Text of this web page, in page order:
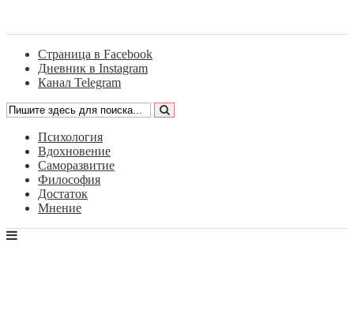
Страница в Facebook
Дневник в Instagram
Канал Telegram
Психология
Вдохновение
Саморазвитие
Философия
Достаток
Мнение